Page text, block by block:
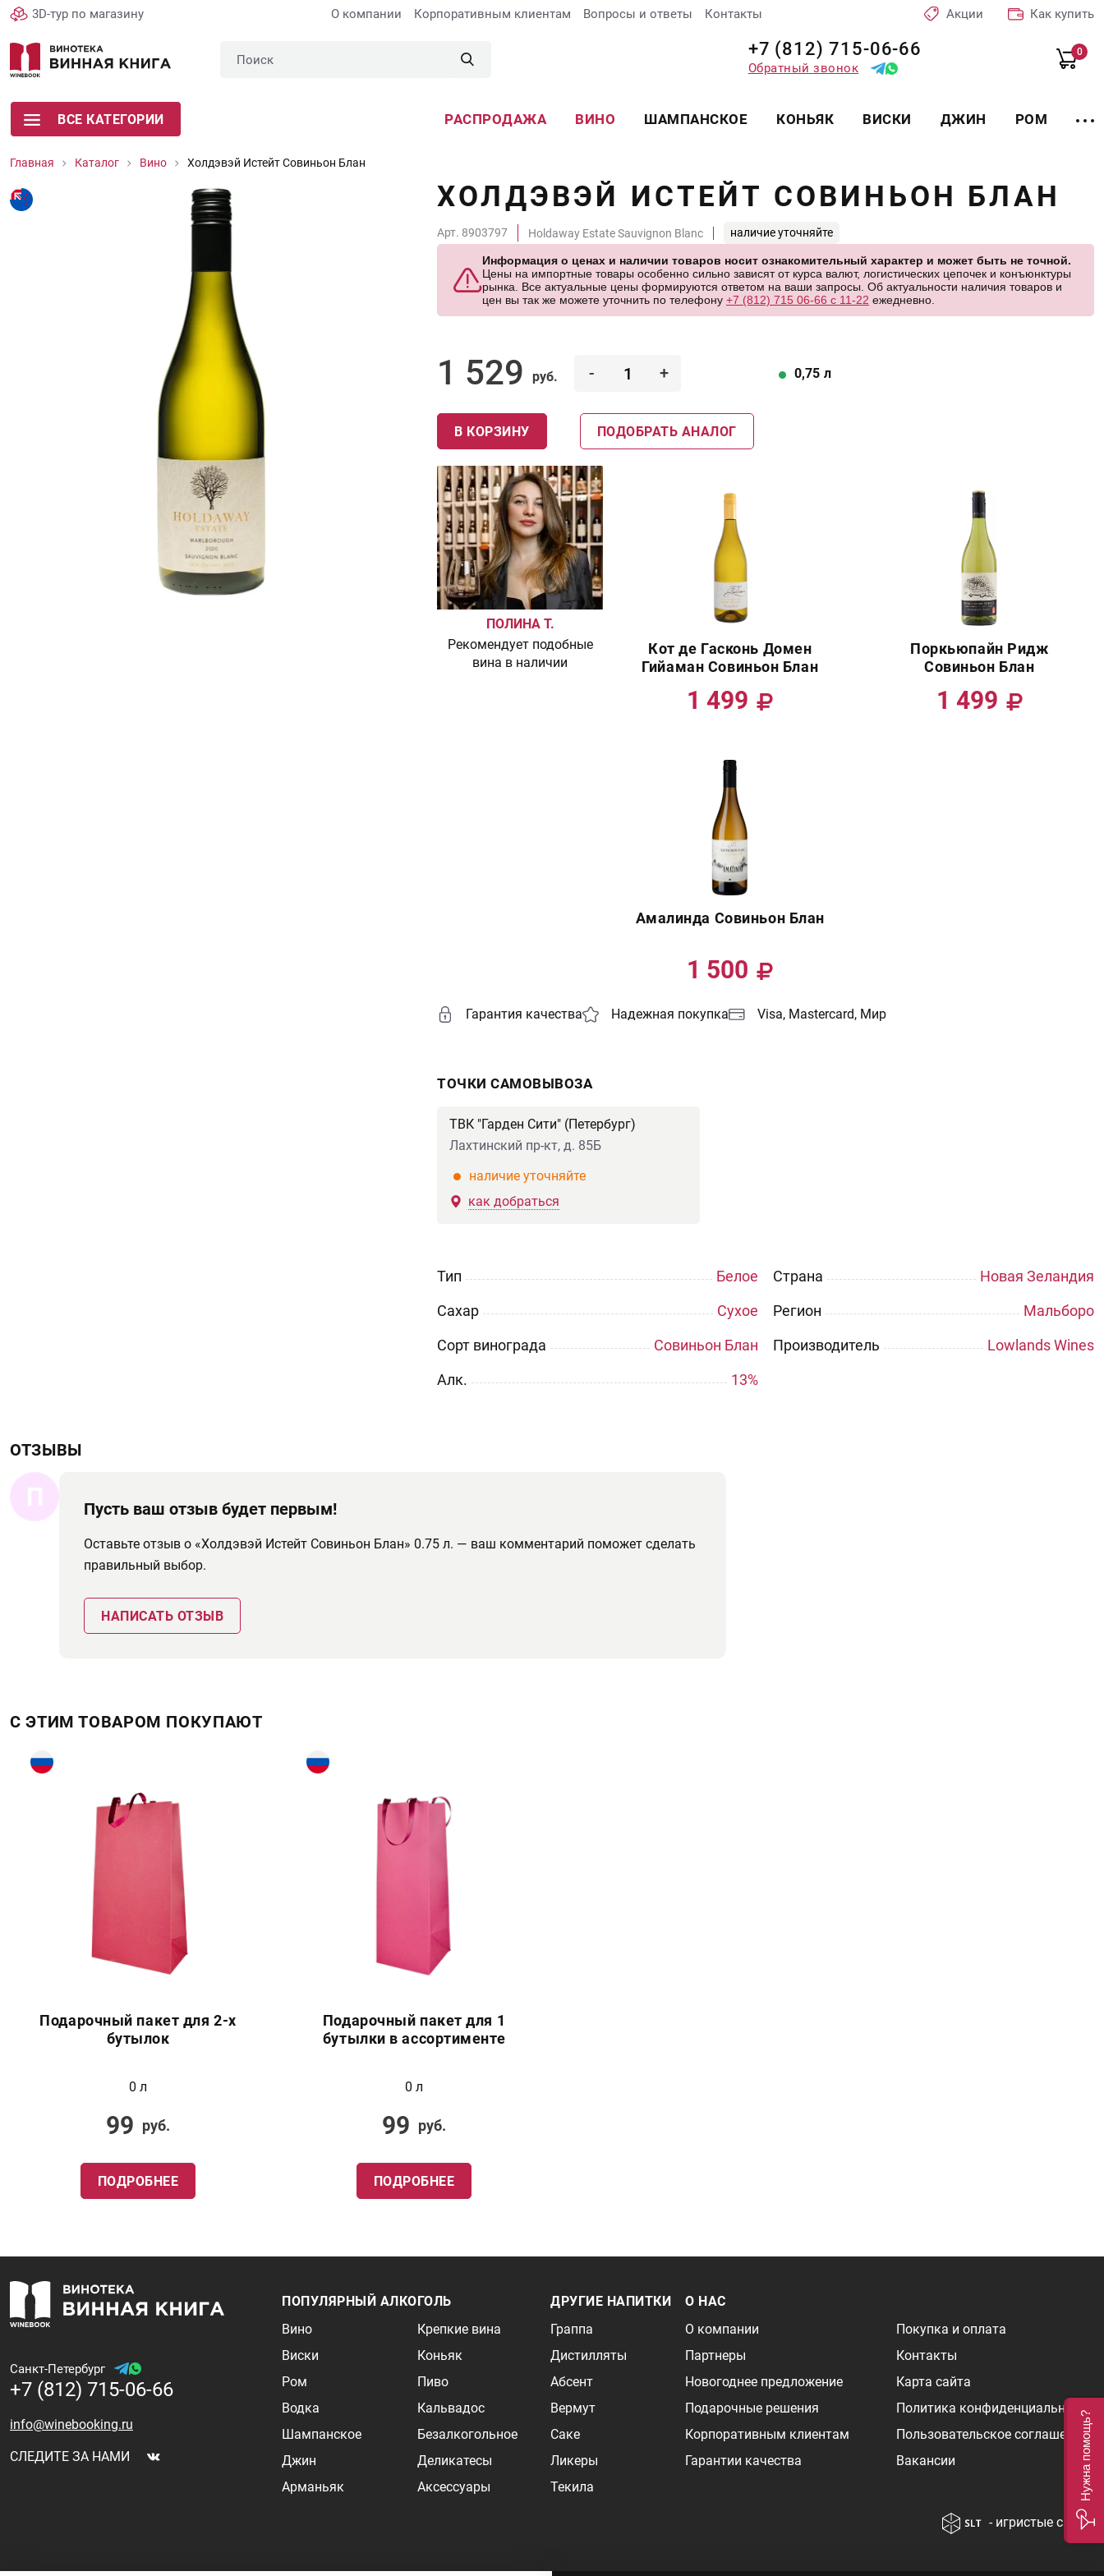
3D-тур по магазину О компании Корпоративным клиентам Вопросы и ответы Контакты Акции Как купить
+7 (812) 715-06-66
Обратный звонок
0
ВСЕ КАТЕГОРИИ РАСПРОДАЖА ВИНО ШАМПАНСКОЕ КОНЬЯК ВИСКИ ДЖИН РОМ
Главная Каталог Вино Холдэвэй Истейт Совиньон Блан
ХОЛДЭВЭЙ ИСТЕЙТ СОВИНЬОН БЛАН
Арт. 8903797 Holdaway Estate Sauvignon Blanc наличие уточняйте
Информация о ценах и наличии товаров носит ознакомительный характер и может быть не точной.
Цены на импортные товары особенно сильно зависят от курса валют, логистических цепочек и конъюнктуры
рынка. Все актуальные цены формируются ответом на ваши запросы. Об актуальности наличия товаров и
цен вы так же можете уточнить по телефону +7 (812) 715 06-66 с 11-22 ежедневно.
1 529 руб. - +
В КОРЗИНУ ПОДОБРАТЬ АНАЛОГ
0,75 л
ПОЛИНА Т.
Рекомендует подобные
вина в наличии
Кот де Гасконь Домен
Гийаман Совиньон Блан
1 499
Поркьюпайн Ридж
Совиньон Блан
1 499
Амалинда Совиньон Блан
1 500
Гарантия качества Надежная покупка Visa, Mastercard, Мир
ТОЧКИ САМОВЫВОЗА
ТВК "Гарден Сити" (Петербург)
Лахтинский пр-кт, д. 85Б
наличие уточняйте
как добраться
Тип
Белое
Сахар
Сухое
Сорт винограда
Совиньон Блан
Aлк.
13%
Страна
Новая Зеландия
Регион
Мальборо
Производитель
Lowlands Wines
ОТЗЫВЫ
П Пусть ваш отзыв будет первым!
Оставьте отзыв о «Холдэвэй Истейт Совиньон Блан» 0.75 л. — ваш комментарий поможет сделать
правильный выбор.
НАПИСАТЬ ОТЗЫВ
С ЭТИМ ТОВАРОМ ПОКУПАЮТ
Подарочный пакет для 2-х
бутылок
0 л
99 руб.
ПОДРОБНЕЕ
Подарочный пакет для 1
бутылки в ассортименте
0 л
99 руб.
ПОДРОБНЕЕ
Санкт-Петербург
+7 (812) 715-06-66
info@winebooking.ru
СЛЕДИТЕ ЗА НАМИ
ПОПУЛЯРНЫЙ АЛКОГОЛЬ
Вино
Виски
Ром
Водка
Шампанское
Джин
Арманьяк
Крепкие вина
Коньяк
Пиво
Кальвадос
Безалкогольное
Деликатесы
Аксессуары
ДРУГИЕ НАПИТКИ
Граппа
Дистилляты
Абсент
Вермут
Саке
Ликеры
Текила
О НАС
О компании
Партнеры
Новогоднее предложение
Подарочные решения
Корпоративным клиентам
Гарантии качества
Покупка и оплата
Контакты
Карта сайта
Политика конфиденциальности
Пользовательское соглашение
Вакансии
- игристые сайты
Нужна помощь?